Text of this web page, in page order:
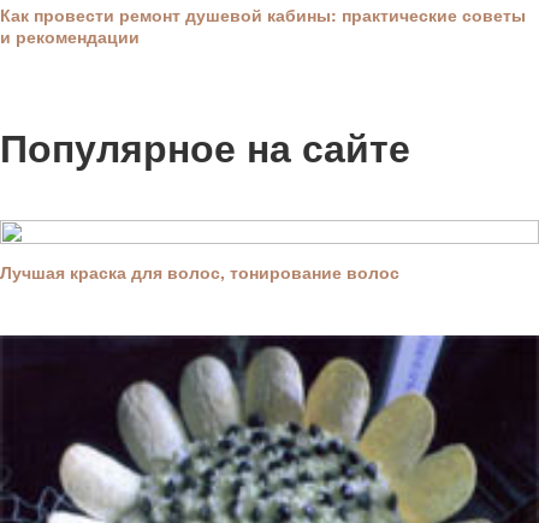
Как провести ремонт душевой кабины: практические советы
и рекомендации
Популярное на сайте
Лучшая краска для волос, тонирование волос